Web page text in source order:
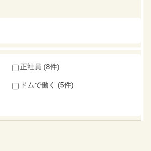
正社員 (8件)
ドムで働く (5件)